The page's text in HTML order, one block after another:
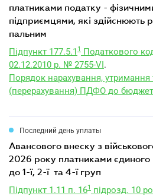
платниками податку -
підприємцями, які здійснюють
пальним
Підпункт 177.5.1 1
Податкового
02.12.2010 р. № 2755-VI.
Порядок нарахування, утримання
(перерахування) ПДФО до
Последний день уплаты
авансового внеску з військового збору за серпень
2026 року платниками єдиного
до 1-ї, 2-ї та 4-ї груп
Підпункт 1.11 п. 161
підрозд. 10